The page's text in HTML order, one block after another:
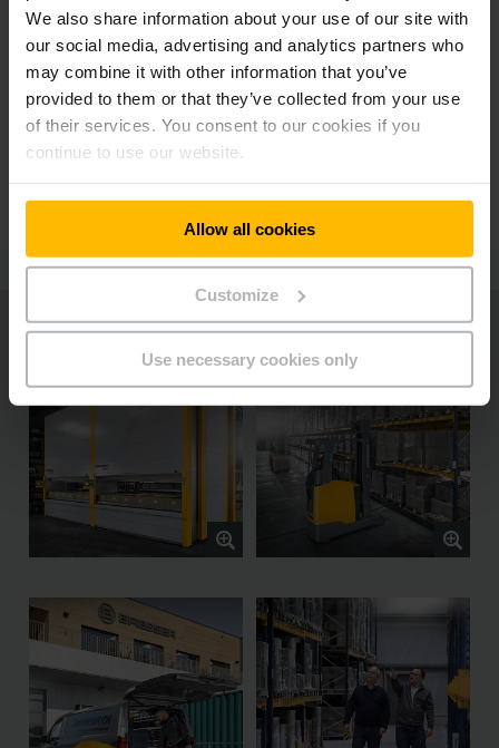
We also share information about your use of our site with
our social media, advertising and analytics partners who
may combine it with other information that you’ve
provided to them or that they’ve collected from your use
of their services. You consent to our cookies if you
continue to use our website.
Allow all cookies
Customize
Use necessary cookies only
TIM HOFSTEDE
OPERATIVER GESCHÄFTSFÜHRER, BRESSER GMBH
„Die Digitalisierung unserer
Logistikprozesse war ein
notwendiger Schritt zur Sicherung